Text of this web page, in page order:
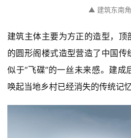
室
内
设
计
▲ 建筑东南角
建筑主体主要为方正的造型，顶
的圆形阁楼式造型营造了中国传
似于“飞碟”的一丝未来感。建成
唤起当地乡村已经消失的传统记忆